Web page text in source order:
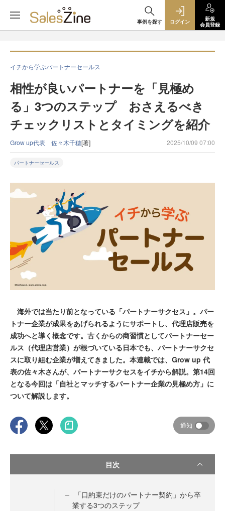
事例を探す ログイン
新規
会員登録
イチから学ぶパートナーセールス
相性が良いパートナーを「見極め
る」3つのステップ おさえるべき
チェックリストとタイミングを紹介
Grow up代表 佐々木千穂[著] 2025/10/09 07:00
パートナーセールス
海外では当たり前となっている「パートナーサクセス」。パー
トナー企業が成果をあげられるようにサポートし、代理店販売を
成功へと導く概念です。古くからの商習慣としてパートナーセー
ルス（代理店営業）が根づいている日本でも、パートナーサクセ
スに取り組む企業が増えてきました。本連載では、Grow up 代
表の佐々木さんが、パートナーサクセスをイチから解説。第14回
となる今回は「自社とマッチするパートナー企業の見極め方」に
ついて解説します。
通知
目次
「口約束だけのパートナー契約」から卒
業する3つのステップ